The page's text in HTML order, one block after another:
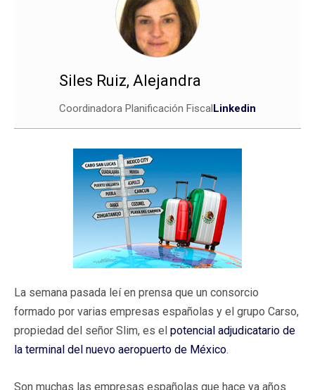
Siles Ruiz, Alejandra
Coordinadora Planificación FiscalLinkedin
La semana pasada leí en prensa que un consorcio
formado por varias empresas españolas y el grupo Carso,
propiedad del señor Slim, es el potencial adjudicatario de
la terminal del nuevo aeropuerto de México.
Son muchas las empresas españolas que hace ya años